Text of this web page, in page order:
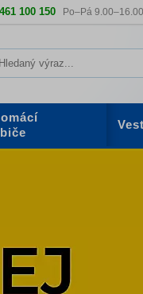
461 100 150 Po–Pá 9.00–16.00